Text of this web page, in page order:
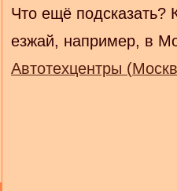
Что ещё подсказать?
езжай, например, в
Автотехцентры